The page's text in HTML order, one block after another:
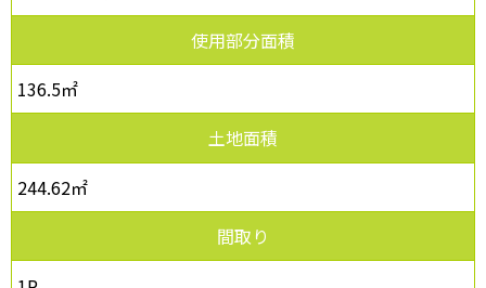
使用部分面積
136.5㎡
土地面積
244.62㎡
間取り